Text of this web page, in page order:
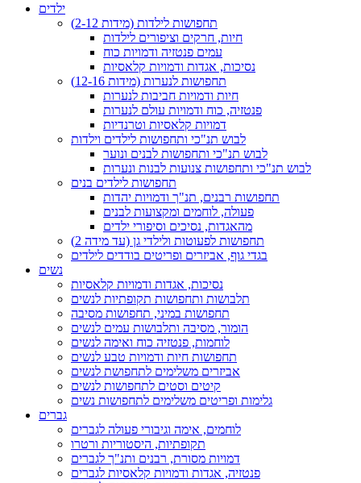
ילדים
תחפושות לילדות (מידות 2-12)
חיות, חרקים וציפורים לילדות
עמים פנטזיה ודמויות כוח
נסיכות, אגדות ודמויות קלאסיות
תחפושות לנערות (מידות 12-16)
חיות ודמויות חביבות לנערות
פנטזיה, כוח ודמויות עולם לנערות
דמויות קלאסיות וטרנדיות
לבוש תנ"כי ותחפושות לילדים וילדות
לבוש תנ"כי ותחפושות לבנים ונוער
לבוש תנ"כי ותחפושות צנועות לבנות ונערות
תחפושות לילדים בנים
תחפושות רבנים, תנ"ך ודמויות יהדות
פעולה, לוחמים ומקצועות לבנים
מהאגדות, נסיכים וסיפורי ילדים
תחפושות לפעוטות ולילדי גן (עד מידה 2)
בגדי גוף, אביזרים ופריטים בודדים לילדים
נשים
נסיכות, אגדות ודמויות קלאסיות
תלבושות ותחפושות תקופתיות לנשים
תחפושות במיני, תחפושות מסיבה
הומור, מסיבה ותלבושות עמים לנשים
לוחמות, פנטזיה כוח ואימה לנשים
תחפושות חיות ודמויות טבע לנשים
אביזרים משלימים לתחפושת לנשים
קיטים וסטים לתחפושות לנשים
גלימות ופריטים משלימים לתחפושות נשים
גברים
לוחמים, אימה וגיבורי פעולה לגברים
תקופתיות, היסטוריות ורטרו
דמויות מסורת, רבנים ותנ"ך לגברים
פנטזיה, אגדות ודמויות קלאסיות לגברים